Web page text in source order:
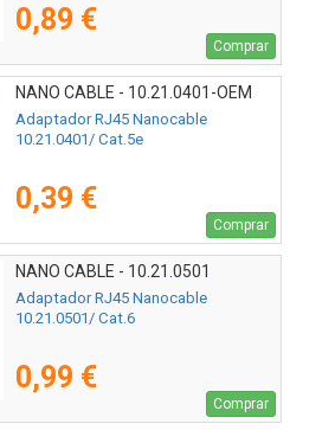
0,89 €
Comprar
NANO CABLE - 10.21.0401-OEM
Adaptador RJ45 Nanocable
10.21.0401/ Cat.5e
0,39 €
Comprar
NANO CABLE - 10.21.0501
Adaptador RJ45 Nanocable
10.21.0501/ Cat.6
0,99 €
Comprar